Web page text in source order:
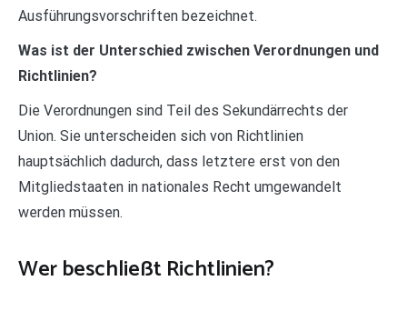
Ausführungsvorschriften bezeichnet.
Was ist der Unterschied zwischen Verordnungen und
Richtlinien?
Die Verordnungen sind Teil des Sekundärrechts der
Union. Sie unterscheiden sich von Richtlinien
hauptsächlich dadurch, dass letztere erst von den
Mitgliedstaaten in nationales Recht umgewandelt
werden müssen.
Wer beschließt Richtlinien?